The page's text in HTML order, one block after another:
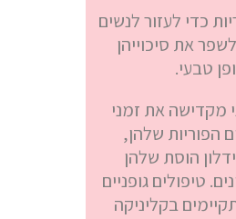
כדי לעזור לנשים
את סיכוייהן
טבעי.
מקדישה את זמני
הפוריות שלהן,
הוסת שלהן
טיפולים גופניים
בקליניקה